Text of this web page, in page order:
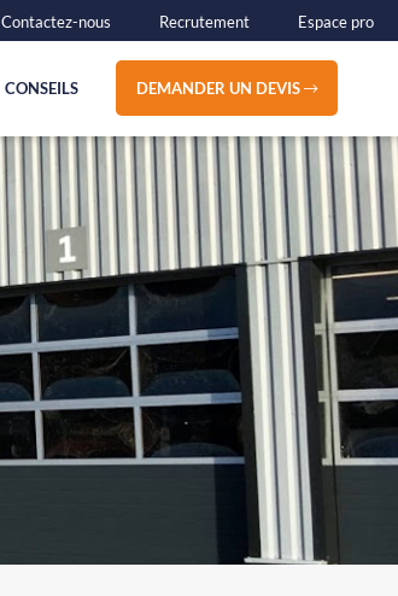
Contactez-nous Recrutement Espace pro
CONSEILS DEMANDER UN DEVIS